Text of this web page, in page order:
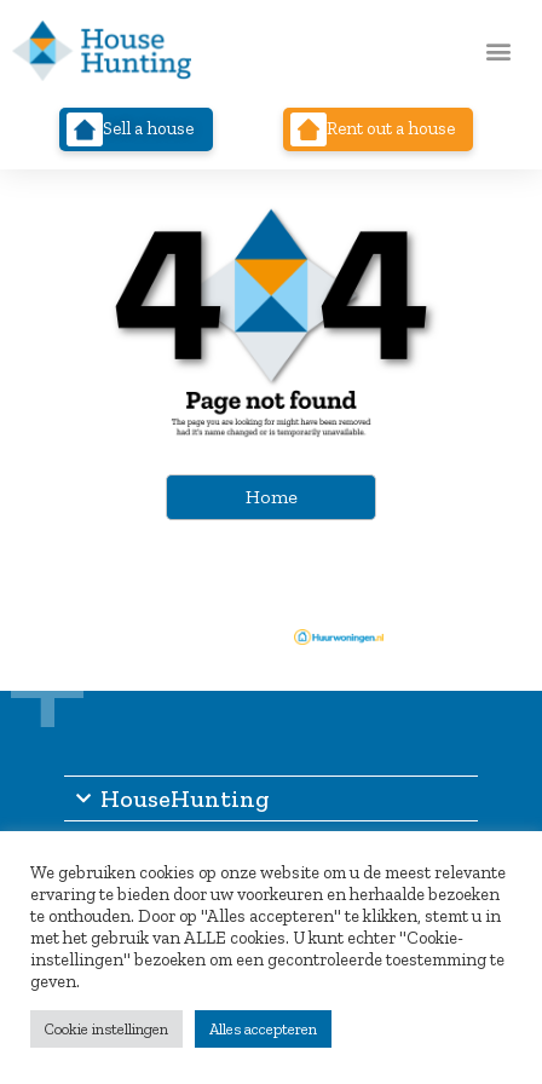
Sell a house Rent out a house
Home
HouseHunting
Other services
Partners
We gebruiken cookies op onze website om u de meest relevante
ervaring te bieden door uw voorkeuren en herhaalde bezoeken
te onthouden. Door op "Alles accepteren" te klikken, stemt u in
met het gebruik van ALLE cookies. U kunt echter "Cookie-
instellingen" bezoeken om een gecontroleerde toestemming te
geven.
Cookie instellingen Alles accepteren